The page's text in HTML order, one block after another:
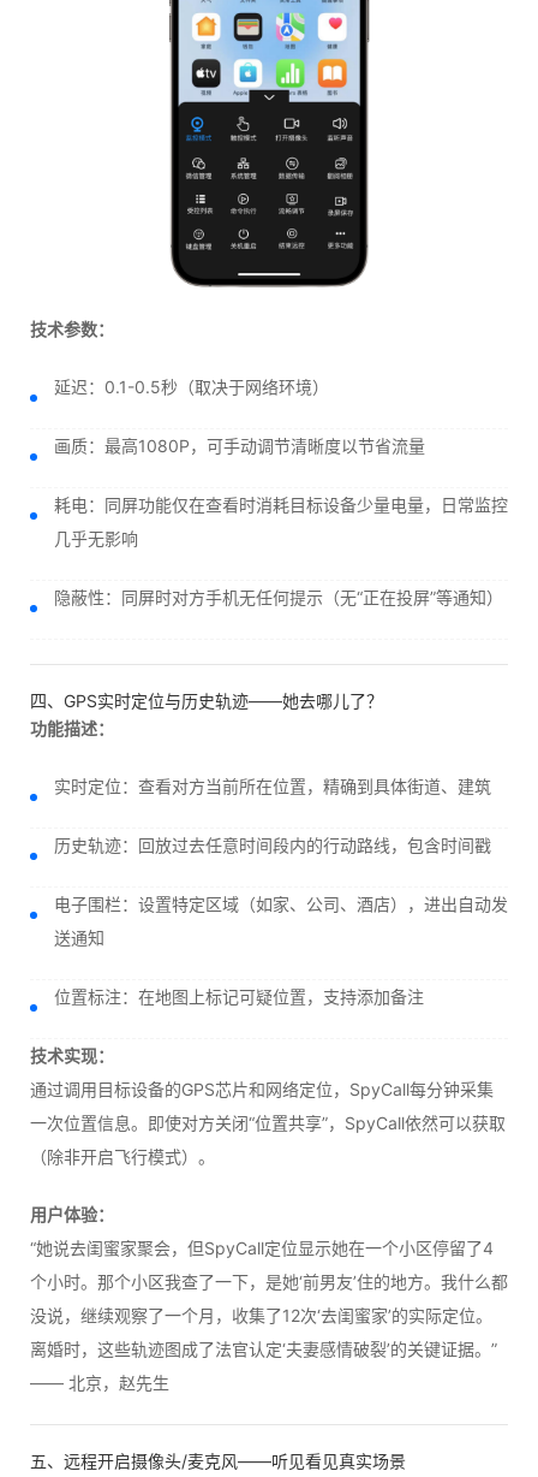
技术参数：
延迟：0.1-0.5秒（取决于网络环境）
画质：最高1080P，可手动调节清晰度以节省流量
耗电：同屏功能仅在查看时消耗目标设备少量电量，日常监控
几乎无影响
隐蔽性：同屏时对方手机无任何提示（无“正在投屏”等通知）
四、GPS实时定位与历史轨迹——她去哪儿了？
功能描述：
实时定位：查看对方当前所在位置，精确到具体街道、建筑
历史轨迹：回放过去任意时间段内的行动路线，包含时间戳
电子围栏：设置特定区域（如家、公司、酒店），进出自动发
送通知
位置标注：在地图上标记可疑位置，支持添加备注
技术实现：
通过调用目标设备的GPS芯片和网络定位，SpyCall每分钟采集
一次位置信息。即使对方关闭“位置共享”，SpyCall依然可以获取
（除非开启飞行模式）。
用户体验：
“她说去闺蜜家聚会，但SpyCall定位显示她在一个小区停留了4
个小时。那个小区我查了一下，是她‘前男友’住的地方。我什么都
没说，继续观察了一个月，收集了12次‘去闺蜜家’的实际定位。
离婚时，这些轨迹图成了法官认定‘夫妻感情破裂’的关键证据。”
—— 北京，赵先生
五、远程开启摄像头/麦克风——听见看见真实场景